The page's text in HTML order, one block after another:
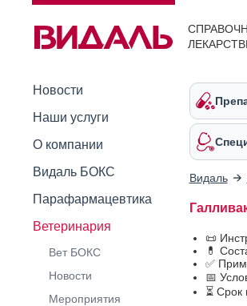
Новости
Наши услуги
О компании
Видаль БОКС
Парафармацевтика
Ветеринария
Вет БОКС
Новости
Мероприятия
Видаль
📜
💊
✅
📅
⏳ Срок